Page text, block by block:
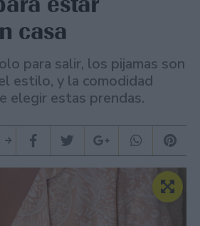
casa
para salir, los pijamas son
estilo, y la comodidad
elegir estas prendas.